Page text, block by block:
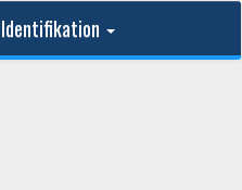
Identifikation